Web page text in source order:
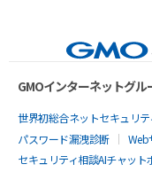
GMOインターネットグ
世界初総合ネットセキュリテ
パスワード漏洩診断
Web
セキュリティ相談AIチャット